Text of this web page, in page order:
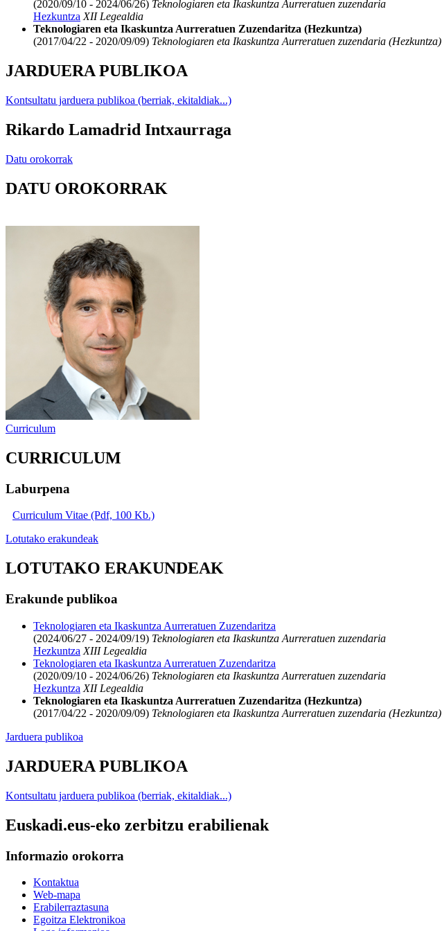
(2020/09/10 - 2024/06/26) Teknologiaren eta Ikaskuntza Aurreratuen zuzendaria
Hezkuntza XII Legealdia
Teknologiaren eta Ikaskuntza Aurreratuen Zuzendaritza (Hezkuntza)
(2017/04/22 - 2020/09/09) Teknologiaren eta Ikaskuntza Aurreratuen zuzendaria (Hezkuntza)
JARDUERA PUBLIKOA
Kontsultatu jarduera publikoa (berriak, ekitaldiak...)
Rikardo Lamadrid Intxaurraga
Datu orokorrak
DATU OROKORRAK
Curriculum
CURRICULUM
Laburpena
Curriculum Vitae (Pdf, 100 Kb.)
Lotutako erakundeak
LOTUTAKO ERAKUNDEAK
Erakunde publikoa
Teknologiaren eta Ikaskuntza Aurreratuen Zuzendaritza
(2024/06/27 - 2024/09/19) Teknologiaren eta Ikaskuntza Aurreratuen zuzendaria
Hezkuntza XIII Legealdia
Teknologiaren eta Ikaskuntza Aurreratuen Zuzendaritza
(2020/09/10 - 2024/06/26) Teknologiaren eta Ikaskuntza Aurreratuen zuzendaria
Hezkuntza XII Legealdia
Teknologiaren eta Ikaskuntza Aurreratuen Zuzendaritza (Hezkuntza)
(2017/04/22 - 2020/09/09) Teknologiaren eta Ikaskuntza Aurreratuen zuzendaria (Hezkuntza)
Jarduera publikoa
JARDUERA PUBLIKOA
Kontsultatu jarduera publikoa (berriak, ekitaldiak...)
Euskadi.eus-eko zerbitzu erabilienak
Informazio orokorra
Kontaktua
Web-mapa
Erabilerraztasuna
Egoitza Elektronikoa